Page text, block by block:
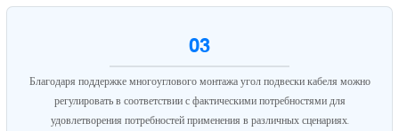
03
Благодаря поддержке многоуглового монтажа угол подвески кабеля можно
регулировать в соответствии с фактическими потребностями для
удовлетворения потребностей применения в различных сценариях.